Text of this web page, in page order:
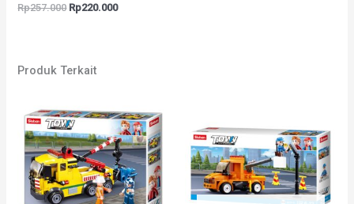
Rp257.000 Harga
Rp220.000Harga
Produk Terkait